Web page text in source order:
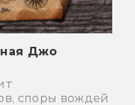
Джо
споры вождей